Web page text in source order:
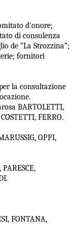
d'onore;
di consulenza
de “La Strozzina”;
fornitori
la consultazione
BARTOLETTI,
FERRO.
OPPI,
FONTANA,